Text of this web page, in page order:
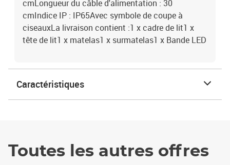
cmLongueur du câble d'alimentation : 30
cmIndice IP : IP65Avec symbole de coupe à
ciseauxLa livraison contient :1 x cadre de lit1 x
tête de lit1 x matelas1 x surmatelas1 x Bande LED
Caractéristiques
Toutes les autres offres